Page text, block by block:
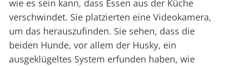
wie es sein kann, dass Essen aus der Küche
verschwindet. Sie platzierten eine Videokamera,
um das herauszufinden. Sie sehen, dass die
beiden Hunde, vor allem der Husky, ein
ausgeklügeltes System erfunden haben, wie